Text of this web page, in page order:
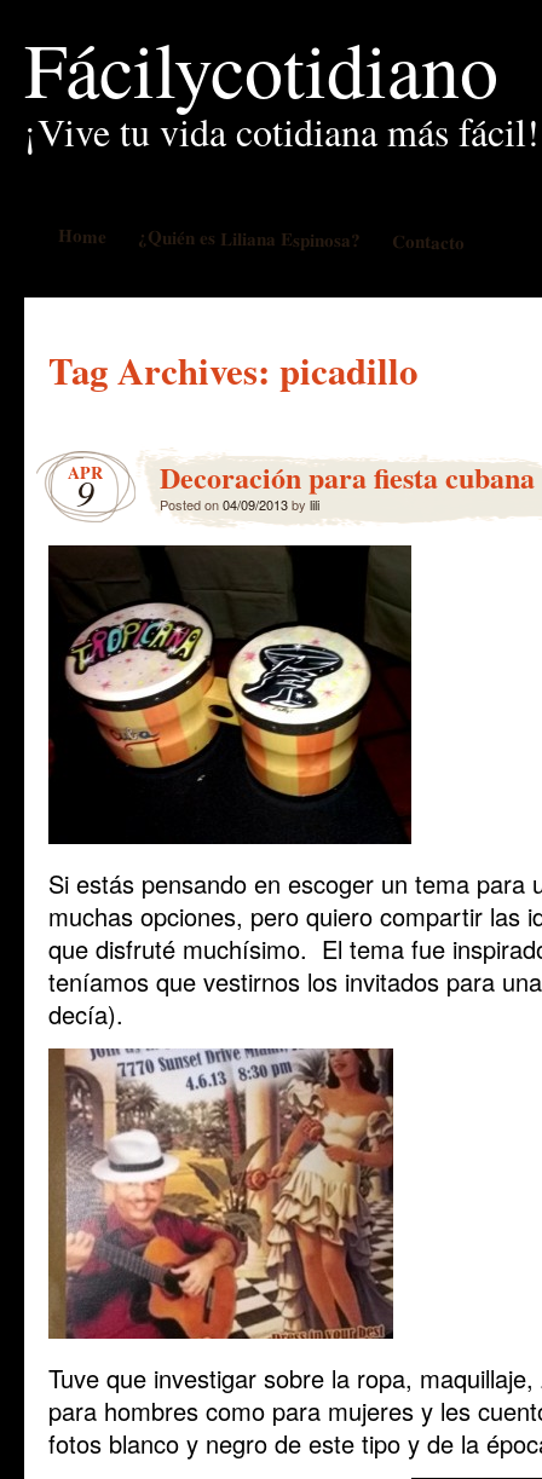
Fácilycotidiano
¡Vive tu vida cotidiana más fácil!
Home ¿Quién es Liliana Espinosa? Contacto
Tag Archives: picadillo
APR
9 Decoración para fiesta cubana
Posted on04/09/2013by lili
Si estás pensando en escoger un tema para
muchas opciones, pero quiero compartir las
que disfruté muchísimo. El tema fue
teníamos que vestirnos los invitados para
decía).
Tuve que investigar sobre la ropa,
para hombres como para mujeres y les
fotos blanco y negro de este tipo y de la